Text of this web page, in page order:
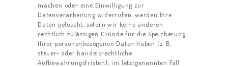
machen oder eine Einwilligung zur
Datenverarbeitung widerrufen, werden Ihre
Daten gelöscht, sofern wir keine anderen
rechtlich zulässigen Gründe für die Speicherung
Ihrer personenbezogenen Daten haben (z. B.
steuer- oder handelsrechtliche
Aufbewahrungsfristen); im letztgenannten Fall